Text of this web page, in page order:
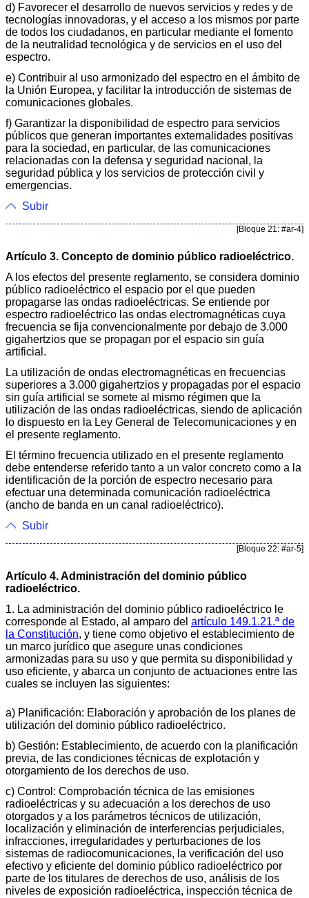
d) Favorecer el desarrollo de nuevos servicios y redes y de
tecnologías innovadoras, y el acceso a los mismos por parte
de todos los ciudadanos, en particular mediante el fomento
de la neutralidad tecnológica y de servicios en el uso del
espectro.
e) Contribuir al uso armonizado del espectro en el ámbito de
la Unión Europea, y facilitar la introducción de sistemas de
comunicaciones globales.
f) Garantizar la disponibilidad de espectro para servicios
públicos que generan importantes externalidades positivas
para la sociedad, en particular, de las comunicaciones
relacionadas con la defensa y seguridad nacional, la
seguridad pública y los servicios de protección civil y
emergencias.
Subir
[Bloque 21: #ar-4]
Artículo 3. Concepto de dominio público radioeléctrico.
A los efectos del presente reglamento, se considera dominio
público radioeléctrico el espacio por el que pueden
propagarse las ondas radioeléctricas. Se entiende por
espectro radioeléctrico las ondas electromagnéticas cuya
frecuencia se fija convencionalmente por debajo de 3.000
gigahertzios que se propagan por el espacio sin guía
artificial.
La utilización de ondas electromagnéticas en frecuencias
superiores a 3.000 gigahertzios y propagadas por el espacio
sin guía artificial se somete al mismo régimen que la
utilización de las ondas radioeléctricas, siendo de aplicación
lo dispuesto en la Ley General de Telecomunicaciones y en
el presente reglamento.
El término frecuencia utilizado en el presente reglamento
debe entenderse referido tanto a un valor concreto como a la
identificación de la porción de espectro necesario para
efectuar una determinada comunicación radioeléctrica
(ancho de banda en un canal radioeléctrico).
Subir
[Bloque 22: #ar-5]
Artículo 4. Administración del dominio público
radioeléctrico.
1. La administración del dominio público radioeléctrico le
corresponde al Estado, al amparo del artículo 149.1.21.ª de
la Constitución, y tiene como objetivo el establecimiento de
un marco jurídico que asegure unas condiciones
armonizadas para su uso y que permita su disponibilidad y
uso eficiente, y abarca un conjunto de actuaciones entre las
cuales se incluyen las siguientes:
a) Planificación: Elaboración y aprobación de los planes de
utilización del dominio público radioeléctrico.
b) Gestión: Establecimiento, de acuerdo con la planificación
previa, de las condiciones técnicas de explotación y
otorgamiento de los derechos de uso.
c) Control: Comprobación técnica de las emisiones
radioeléctricas y su adecuación a los derechos de uso
otorgados y a los parámetros técnicos de utilización,
localización y eliminación de interferencias perjudiciales,
infracciones, irregularidades y perturbaciones de los
sistemas de radiocomunicaciones, la verificación del uso
efectivo y eficiente del dominio público radioeléctrico por
parte de los titulares de derechos de uso, análisis de los
niveles de exposición radioeléctrica, inspección técnica de